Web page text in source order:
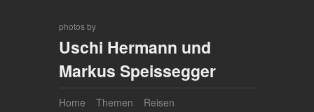
photos by
Uschi Hermann und
Markus Speissegger
Home Themen
Reisen